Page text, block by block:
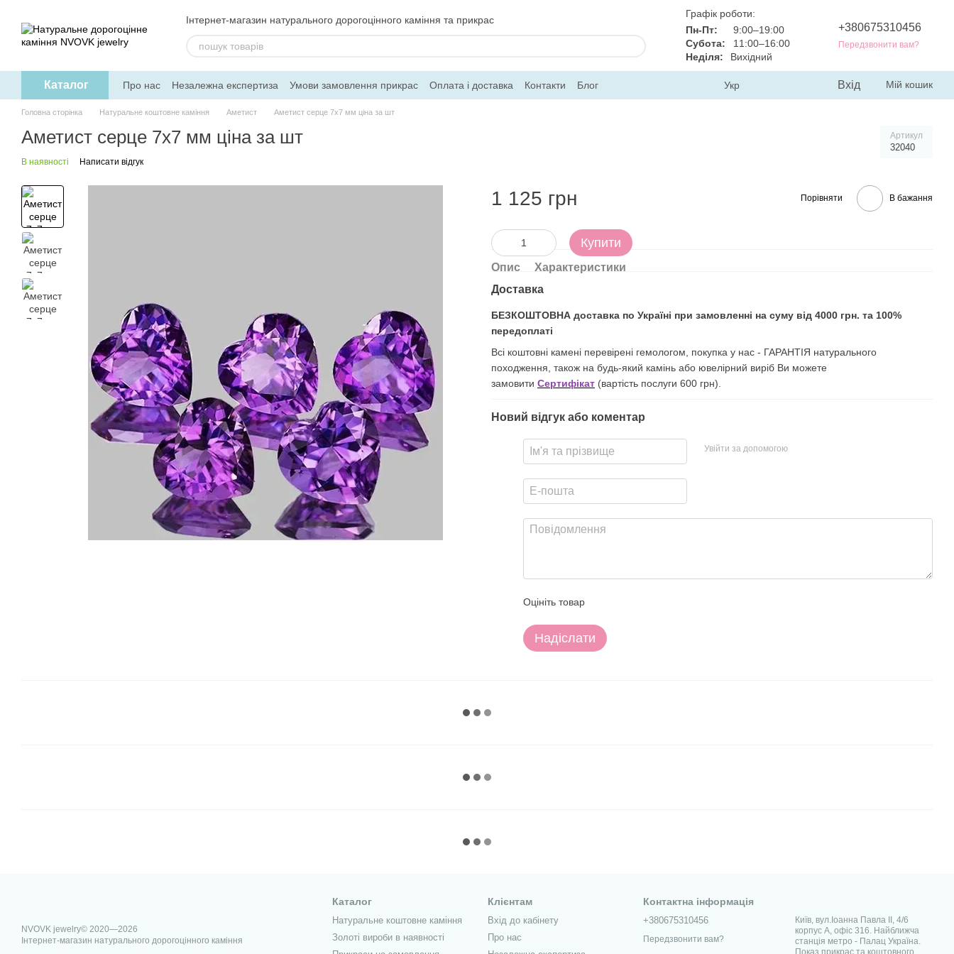
Інтернет-магазин натурального дорогоцінного каміння та прикрас
Графік роботи:
Пн-Пт:
9:00–19:00
Субота:
11:00–16:00
Неділя:
Вихідний
+380675310456
Передзвонити вам?
Каталог Про нас Незалежна експертиза Умови замовлення прикрас Оплата і доставка Контакти
Блог
Дисконтна програма
Укр Вхід Мій кошик
Головна сторінка Натуральне коштовне каміння Аметист Аметист серце 7х7 мм ціна за шт
Аметист серце 7х7 мм ціна за шт Артикул
32040
В наявності Написати відгук
1 125 грн Порівняти В бажання
Купити
Опис
Характеристики
Доставка
БЕЗКОШТОВНА доставка по Україні при замовленні на суму від 4000 грн. та 100%
передоплаті
Всі коштовні камені перевірені гемологом, покупка у нас - ГАРАНТІЯ натурального
походження, також на будь-який камінь або ювелірний виріб Ви можете
замовити Сертифікат (вартість послуги 600 грн).
Новий відгук або коментар
Увійти за допомогою
Оцініть товар
Надіслати
NVOVK jewelry© 2020—2026
Інтернет-магазин натурального дорогоцінного каміння
Каталог
Натуральне коштовне каміння
Золоті вироби в наявності
Клієнтам
Вхід до кабінету
Про нас
Контактна інформація
+380675310456
Передзвонити вам?
Київ, вул.Іоанна Павла II, 4/6
корпус А, офіс 316. Найближча
станція метро - Палац Україна.
Показ прикрас та коштовного